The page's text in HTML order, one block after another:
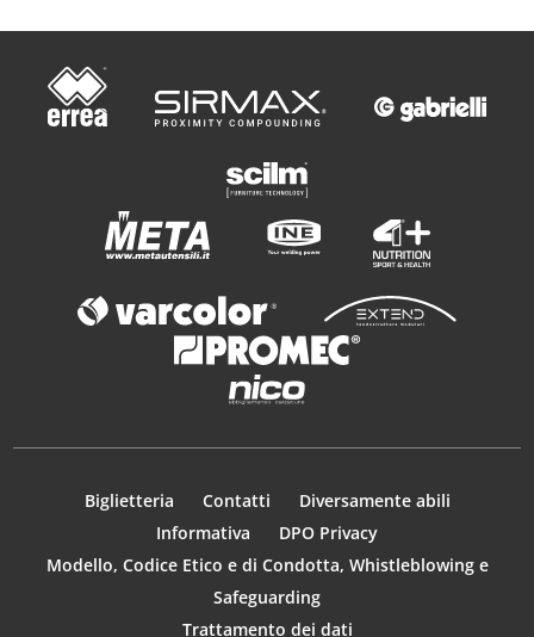
Biglietteria Contatti
Diversamente abili
Informativa
DPO Privacy
Modello, Codice Etico e di Condotta, Whistleblowing e
Safeguarding
Trattamento dei dati